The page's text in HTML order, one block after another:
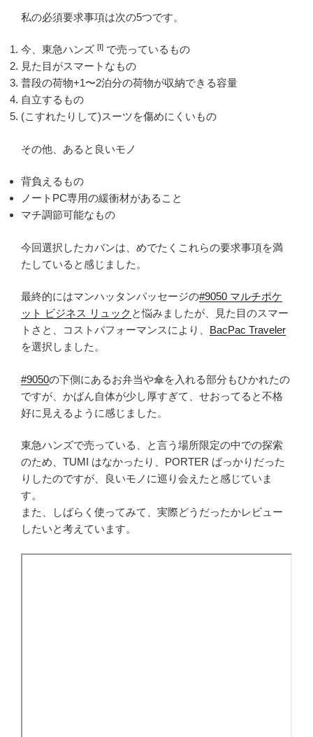
私の必須要求事項は次の5つです。
今、東急ハンズ [I] で売っているもの
見た目がスマートなもの
普段の荷物+1〜2泊分の荷物が収納できる容量
自立するもの
(こすれたりして)スーツを傷めにくいもの
その他、あると良いモノ
背負えるもの
ノートPC専用の緩衝材があること
マチ調節可能なもの
今回選択したカバンは、めでたくこれらの要求事項を満
たしていると感じました。
最終的にはマンハッタンパッセージの#9050 マルチポケ
ット ビジネス リュック と悩みましたが、見た目のスマー
トさと、コストパフォーマンスにより、 BacPac Traveler
を選択しました。
#9050の下側にあるお弁当や傘を入れる部分もひかれたの
ですが、かばん自体が少し厚すぎて、せおってると不格
好に見えるように感じました。
東急ハンズで売っている、と言う場所限定の中での探索
のため、TUMI はなかったり、PORTER ばっかりだった
りしたのですが、良いモノに巡り会えたと感じていま
す。
また、しばらく使ってみて、実際どうだったかレビュー
したいと考えています。